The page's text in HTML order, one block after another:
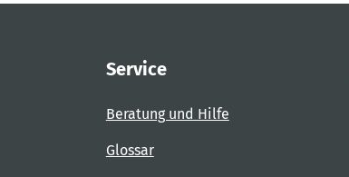
Service
Beratung und Hilfe
Glossar